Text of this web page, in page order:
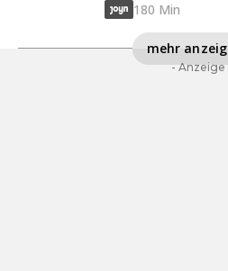
180 Min
mehr
- Anzeige